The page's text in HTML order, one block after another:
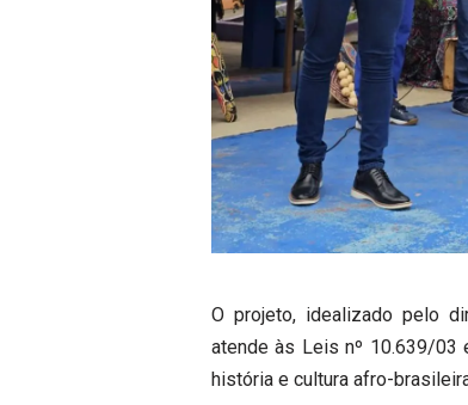
O projeto, idealizado pelo
atende às Leis nº 10.639/03
história e cultura afro-